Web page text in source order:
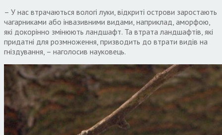
– У нас втрачаються вологі луки, відкриті острови заростають
чагарниками або інвазивними видами, наприклад, аморфою,
які докорінно змінюють ландшафт. Та втрата ландшафтів, які
придатні для розмноження, призводить до втрати видів на
гніздування, – наголосив науковець.